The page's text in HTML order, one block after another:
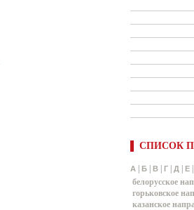
СПИСОК
А Б В Г Д Е
белорусское
горьковское
казанское